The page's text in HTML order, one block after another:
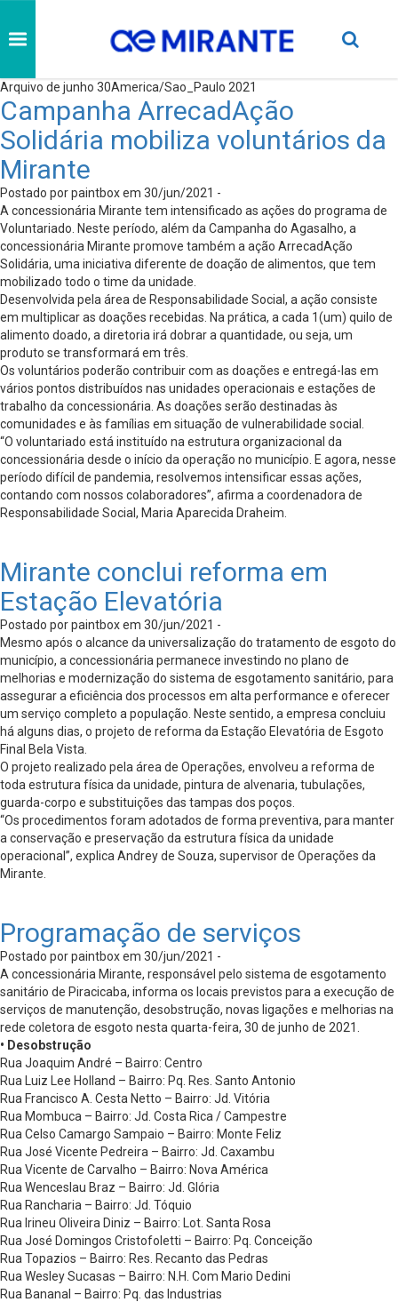
Arquivo de junho 30America/Sao_Paulo 2021
Campanha ArrecadAção
Solidária mobiliza voluntários da
Mirante
Postado por paintbox em 30/jun/2021 -
A concessionária Mirante tem intensificado as ações do programa de
Voluntariado. Neste período, além da Campanha do Agasalho, a
concessionária Mirante promove também a ação ArrecadAção
Solidária, uma iniciativa diferente de doação de alimentos, que tem
mobilizado todo o time da unidade.
Desenvolvida pela área de Responsabilidade Social, a ação consiste
em multiplicar as doações recebidas. Na prática, a cada 1(um) quilo de
alimento doado, a diretoria irá dobrar a quantidade, ou seja, um
produto se transformará em três.
Os voluntários poderão contribuir com as doações e entregá-las em
vários pontos distribuídos nas unidades operacionais e estações de
trabalho da concessionária. As doações serão destinadas às
comunidades e às famílias em situação de vulnerabilidade social.
“O voluntariado está instituído na estrutura organizacional da
concessionária desde o início da operação no município. E agora, nesse
período difícil de pandemia, resolvemos intensificar essas ações,
contando com nossos colaboradores”, afirma a coordenadora de
Responsabilidade Social, Maria Aparecida Draheim.
Mirante conclui reforma em
Estação Elevatória
Postado por paintbox em 30/jun/2021 -
Mesmo após o alcance da universalização do tratamento de esgoto do
município, a concessionária permanece investindo no plano de
melhorias e modernização do sistema de esgotamento sanitário, para
assegurar a eficiência dos processos em alta performance e oferecer
um serviço completo a população. Neste sentido, a empresa concluiu
há alguns dias, o projeto de reforma da Estação Elevatória de Esgoto
Final Bela Vista.
O projeto realizado pela área de Operações, envolveu a reforma de
toda estrutura física da unidade, pintura de alvenaria, tubulações,
guarda-corpo e substituições das tampas dos poços.
“Os procedimentos foram adotados de forma preventiva, para manter
a conservação e preservação da estrutura física da unidade
operacional”, explica Andrey de Souza, supervisor de Operações da
Mirante.
Programação de serviços
Postado por paintbox em 30/jun/2021 -
A concessionária Mirante, responsável pelo sistema de esgotamento
sanitário de Piracicaba, informa os locais previstos para a execução de
serviços de manutenção, desobstrução, novas ligações e melhorias na
rede coletora de esgoto nesta quarta-feira, 30 de junho de 2021.
• Desobstrução
Rua Joaquim André – Bairro: Centro
Rua Luiz Lee Holland – Bairro: Pq. Res. Santo Antonio
Rua Francisco A. Cesta Netto – Bairro: Jd. Vitória
Rua Mombuca – Bairro: Jd. Costa Rica / Campestre
Rua Celso Camargo Sampaio – Bairro: Monte Feliz
Rua José Vicente Pedreira – Bairro: Jd. Caxambu
Rua Vicente de Carvalho – Bairro: Nova América
Rua Wenceslau Braz – Bairro: Jd. Glória
Rua Rancharia – Bairro: Jd. Tóquio
Rua Irineu Oliveira Diniz – Bairro: Lot. Santa Rosa
Rua José Domingos Cristofoletti – Bairro: Pq. Conceição
Rua Topazios – Bairro: Res. Recanto das Pedras
Rua Wesley Sucasas – Bairro: N.H. Com Mario Dedini
Rua Bananal – Bairro: Pq. das Industrias